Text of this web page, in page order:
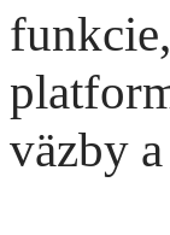
väzby